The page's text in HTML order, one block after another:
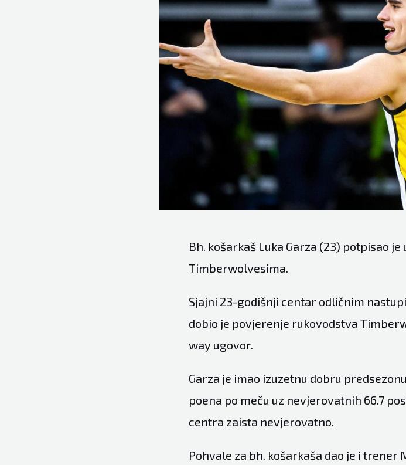
Bh. košarkaš Luka Garza (23) potpisao
Timberwolvesima.
Sjajni 23-godišnji centar odličnim
dobio je povjerenje rukovodstva
way ugovor.
Garza je imao izuzetnu dobru
poena po meču uz nevjerovatnih 66.7
centra zaista nevjerovatno.
Pohvale za bh. košarkaša dao je i